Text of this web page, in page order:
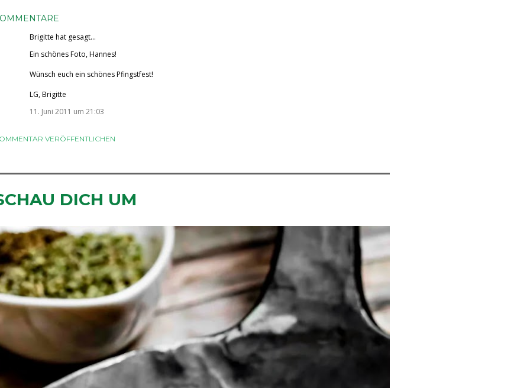
Brigitte hat gesagt…
Ein schönes Foto, Hannes!
Wünsch euch ein schönes Pfingstfest!
LG, Brigitte
11. Juni 2011 um 21:03
VERÖFFENTLICHEN
DICH UM